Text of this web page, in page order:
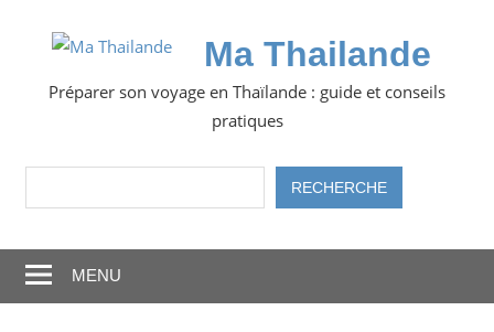
Ma Thailande
Préparer son voyage en Thaïlande : guide et conseils
pratiques
RechercherRECHERCHE
MENU